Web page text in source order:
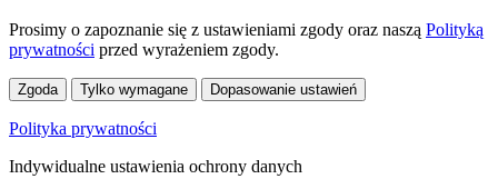
Prosimy o zapoznanie się z ustawieniami zgody oraz naszą Polityką
prywatności przed wyrażeniem zgody.
Zgoda Tylko wymagane Dopasowanie ustawień
Polityka prywatności
Indywidualne ustawienia ochrony danych